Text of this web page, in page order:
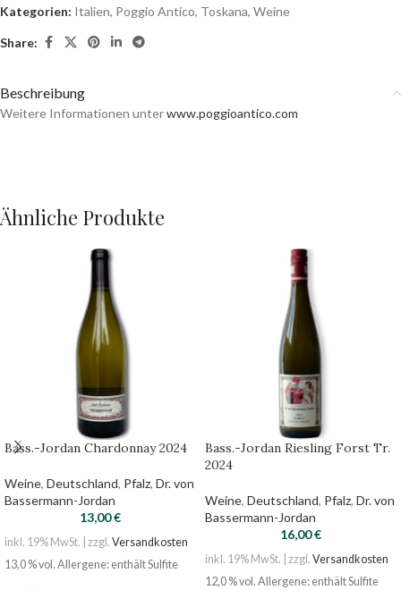
Kategorien: Italien, Poggio Antico, Toskana, Weine
Share:
Beschreibung
Weitere Informationen unterwww.poggioantico.com
Ähnliche Produkte
Bass.-Jordan Chardonnay 2024
Weine, Deutschland, Pfalz, Dr. von
Bassermann-Jordan
13,00€
inkl. 19% MwSt. | zzgl. Versandkosten
13,0 % vol. Allergene: enthält Sulfite
Bass.-Jordan Riesling Forst Tr.
2024
Weine, Deutschland, Pfalz, Dr. von
Bassermann-Jordan
16,00€
inkl. 19% MwSt. | zzgl. Versandkosten
12,0 % vol. Allergene: enthält Sulfite